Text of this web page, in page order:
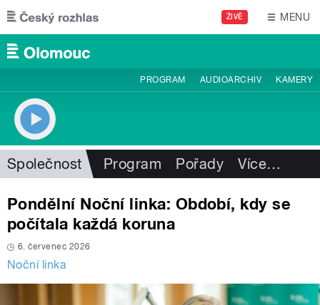
Přejít k hlavnímu obsahu
ŽIVĚ MENU
PROGRAM AUDIOARCHIV KAMERY
Společnost Program Pořady Více…
Pondělní Noční linka: Období, kdy se
počítala každá koruna
6. červenec 2026
Noční linka